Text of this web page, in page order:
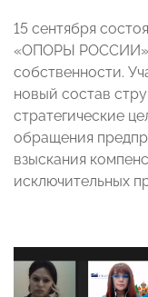
15 сентября
«ОПОРЫ РОССИИ»
собственности.
новый состав
стратегические
обращения
взыскания
исключительных